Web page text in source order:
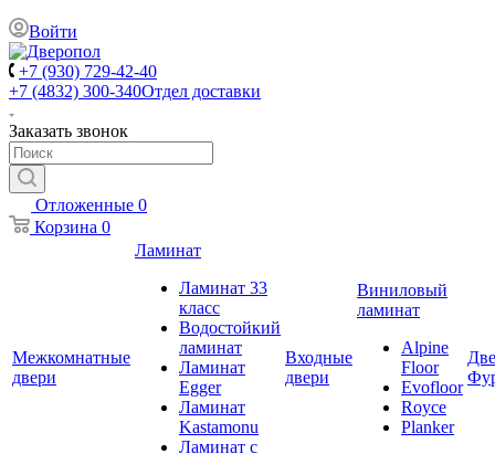
Войти
+7 (930) 729-42-40
+7 (4832) 300-340Отдел доставки
Заказать звонок
Отложенные 0
Корзина 0
Межкомнатные
двери
Ламинат
Ламинат 33
класс
Водостойкий
ламинат
Ламинат
Egger
Ламинат
Kastamonu
Ламинат с
Входные
двери
Виниловый
ламинат
Alpine
Floor
Evofloor
Royce
Planker